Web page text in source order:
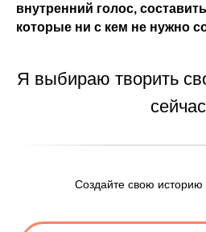
внутренний голос,
которые ни с кем не нужно
Я выбираю творить
Создайте свою